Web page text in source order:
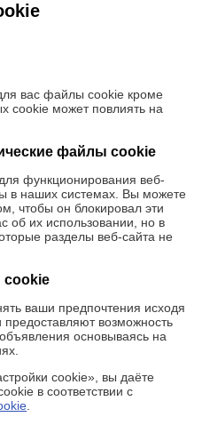
вас файлы cookie кроме
cookie может повлиять на
файлы cookie
функционирования веб-
в наших системах. Вы можете
чтобы он блокировал эти
об их использовании, но в
разделы веб-сайта не
cookie
ваши предпочтения исходя
предоставляют возможность
основываясь на
cookie», вы даёте
в соответствии с
.